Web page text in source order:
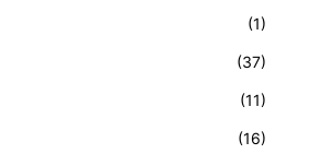
(1)
(37)
(11)
(16)